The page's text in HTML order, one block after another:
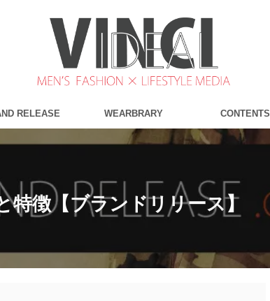
RELEASE WEARBRARY CONTENTS
特徴【ブランドリリース】